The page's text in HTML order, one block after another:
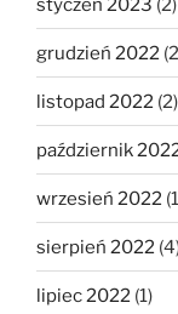
styczeń 2023 (2)
grudzień 2022
listopad 2022 (2)
październik
wrzesień 2022
sierpień 2022
lipiec 2022 (1)